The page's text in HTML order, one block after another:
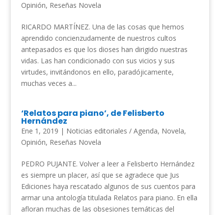
Opinión, Reseñas Novela
RICARDO MARTÍNEZ. Una de las cosas que hemos
aprendido concienzudamente de nuestros cultos
antepasados es que los dioses han dirigido nuestras
vidas. Las han condicionado con sus vicios y sus
virtudes, invitándonos en ello, paradójicamente,
muchas veces a...
‘Relatos para piano’, de Felisberto
Hernández
Ene 1, 2019 | Noticias editoriales / Agenda, Novela,
Opinión, Reseñas Novela
PEDRO PUJANTE. Volver a leer a Felisberto Hernández
es siempre un placer, así que se agradece que Jus
Ediciones haya rescatado algunos de sus cuentos para
armar una antología titulada Relatos para piano. En ella
afloran muchas de las obsesiones temáticas del